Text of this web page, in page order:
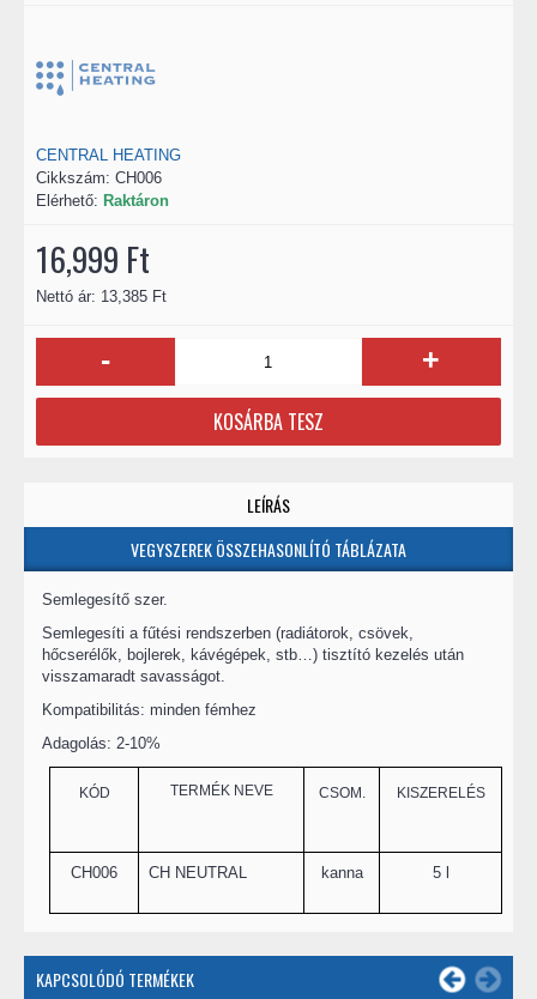
CENTRAL HEATING
Cikkszám: CH006
Elérhető: Raktáron
16,999 Ft
Nettó ár: 13,385 Ft
- +
KOSÁRBA TESZ
LEÍRÁS
VEGYSZEREK ÖSSZEHASONLÍTÓ TÁBLÁZATA
Semlegesítő szer.
Semlegesíti a fűtési rendszerben (radiátorok, csövek,
hőcserélők, bojlerek, kávégépek, stb…) tisztító kezelés után
visszamaradt savasságot.
Kompatibilitás: minden fémhez
Adagolás: 2-10%
KÓD TERMÉK NEVE CSOM. KISZERELÉS
CH006 CH NEUTRAL kanna 5 l
KAPCSOLÓDÓ TERMÉKEK